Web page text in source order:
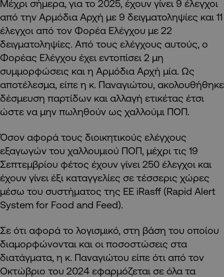
Μέχρι σήμερα, για το 2025, έχουν γίνει 9 έλεγχοι
από την Αρμόδια Αρχή με 9 δειγματοληψίες και 11
έλεγχοι από τον Φορέα Ελέγχου με 22
δειγματοληψίες. Από τους ελέγχους αυτούς, ο
Φορέας Ελέγχου έχει εντοπίσει 2 μη
συμμορφώσεις και η Αρμόδια Αρχή μία. Ως
αποτέλεσμα, είπε η κ. Παναγιώτου, ακολουθήθηκε
δέσμευση παρτίδων και αλλαγή ετικέτας έτσι
ώστε να μην πωληθούν ως χαλλούμι ΠΟΠ.
Όσον αφορά τους διοικητικούς ελέγχους
εξαγωγών του χαλλουμιού ΠΟΠ, μέχρι τις 19
Σεπτεμβρίου φέτος έχουν γίνει 250 έλεγχοι και
έχουν γίνει έξι καταγγελίες σε τέσσερις χώρες
μέσω του συστήματος της ΕΕ iRasff (Rapid Alert
System for Food and Feed).
Σε ότι αφορά το λογισμικό, στη βάση του οποίου
διαμορφώνονται και οι ποσοστώσεις στα
διατάγματα, η κ. Παναγιώτου είπε ότι από τον
Οκτώβριο του 2024 εφαρμόζεται σε όλα τα